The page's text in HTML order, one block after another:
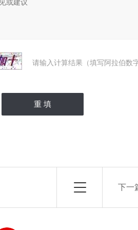
请输入计算结果（填写阿拉伯数
下一